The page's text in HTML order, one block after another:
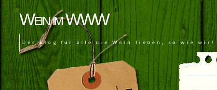
Wein im WWW
Der Blog für alle die Wein lieben, so wie wir!